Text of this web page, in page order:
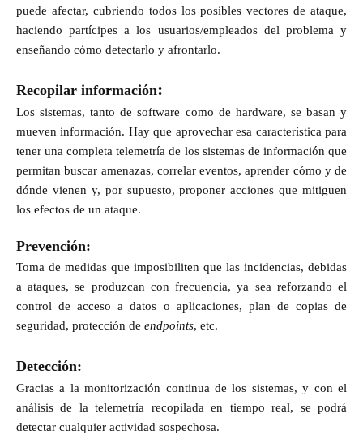
puede afectar, cubriendo todos los posibles vectores de ataque,
haciendo partícipes a los usuarios/empleados del problema y
enseñando cómo detectarlo y afrontarlo.
Recopilar información:
Los sistemas, tanto de software como de hardware, se basan y
mueven información. Hay que aprovechar esa característica para
tener una completa telemetría de los sistemas de información que
permitan buscar amenazas, correlar eventos, aprender cómo y de
dónde vienen y, por supuesto, proponer acciones que mitiguen
los efectos de un ataque.
Prevención:
Toma de medidas que imposibiliten que las incidencias, debidas
a ataques, se produzcan con frecuencia, ya sea reforzando el
control de acceso a datos o aplicaciones, plan de copias de
seguridad, protección de endpoints, etc.
Detección:
Gracias a la monitorización continua de los sistemas, y con el
análisis de la telemetría recopilada en tiempo real, se podrá
detectar cualquier actividad sospechosa.